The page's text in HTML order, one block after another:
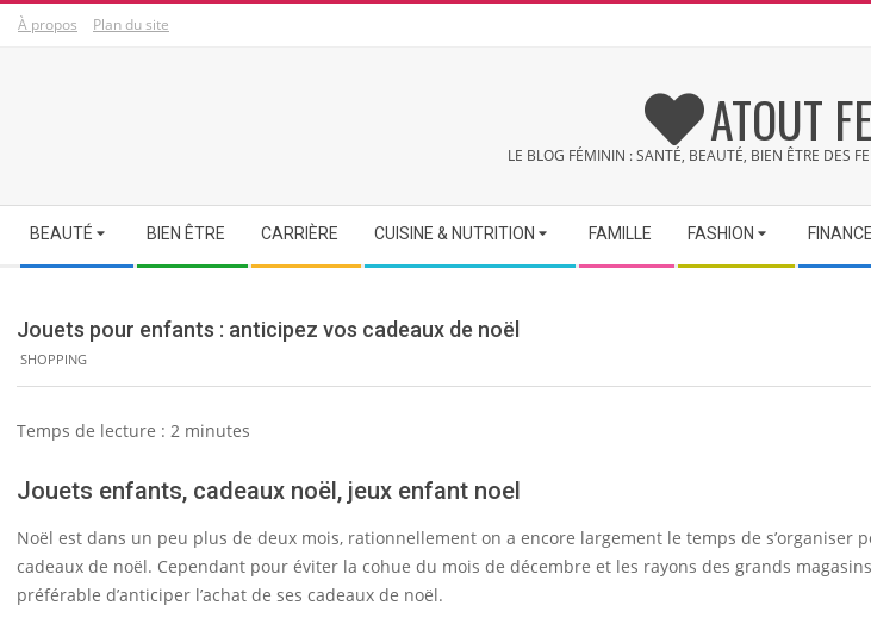
SkipÀ propos Plan du site
ATOUT
LE BLOG FÉMININ : SANTÉ, BEAUTÉ, BIEN ÊTRE DES
Secondary
Navigation
Menu
BEAUTÉ BIEN ÊTRE CARRIÈRE CUISINE & NUTRITION FAMILLE FASHION
Jouets pour enfants : anticipez vos cadeaux de noël
SHOPPING
Temps de lecture : 2 minutes
Jouets enfants, cadeaux noël, jeux enfant noel
Noël est dans un peu plus de deux mois, rationnellement on a encore largement le temps de s’organiser
cadeaux de noël. Cependant pour éviter la cohue du mois de décembre et les rayons des grands
préférable d’anticiper l’achat de ses cadeaux de noël.